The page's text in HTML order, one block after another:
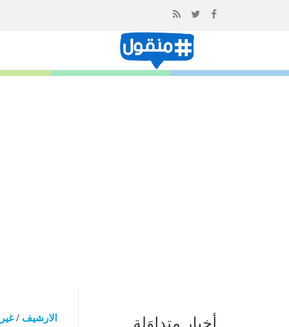
المحتوى
أخبار متداوَلة الارشيف /